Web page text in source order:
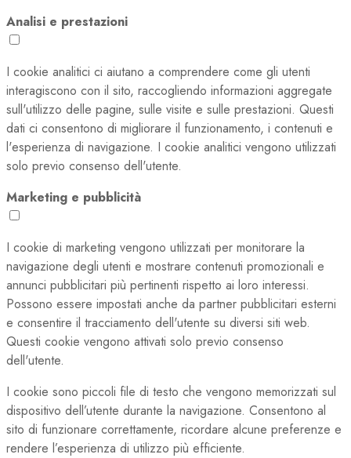
Analisi e prestazioni
I cookie analitici ci aiutano a comprendere come gli utenti
interagiscono con il sito, raccogliendo informazioni aggregate
sull'utilizzo delle pagine, sulle visite e sulle prestazioni. Questi
dati ci consentono di migliorare il funzionamento, i contenuti e
l'esperienza di navigazione. I cookie analitici vengono utilizzati
solo previo consenso dell'utente.
Marketing e pubblicità
I cookie di marketing vengono utilizzati per monitorare la
navigazione degli utenti e mostrare contenuti promozionali e
annunci pubblicitari più pertinenti rispetto ai loro interessi.
Possono essere impostati anche da partner pubblicitari esterni
e consentire il tracciamento dell'utente su diversi siti web.
Questi cookie vengono attivati solo previo consenso
dell'utente.
I cookie sono piccoli file di testo che vengono memorizzati sul
dispositivo dell’utente durante la navigazione. Consentono al
sito di funzionare correttamente, ricordare alcune preferenze e
rendere l’esperienza di utilizzo più efficiente.